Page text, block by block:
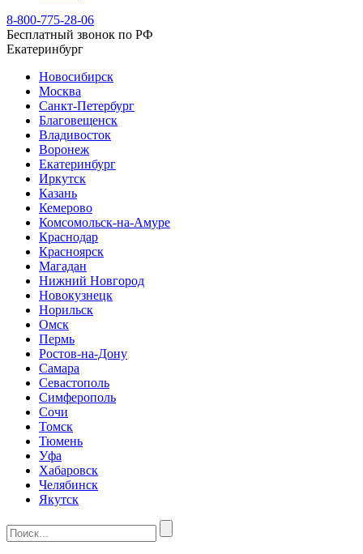
8-800-775-28-06
Бесплатный звонок по РФ
Екатеринбург
Новосибирск
Москва
Санкт-Петербург
Благовещенск
Владивосток
Воронеж
Екатеринбург
Иркутск
Казань
Кемерово
Комсомольск-на-Амуре
Краснодар
Красноярск
Магадан
Нижний Новгород
Новокузнецк
Норильск
Омск
Пермь
Ростов-на-Дону
Самара
Севастополь
Симферополь
Сочи
Томск
Тюмень
Уфа
Хабаровск
Челябинск
Якутск